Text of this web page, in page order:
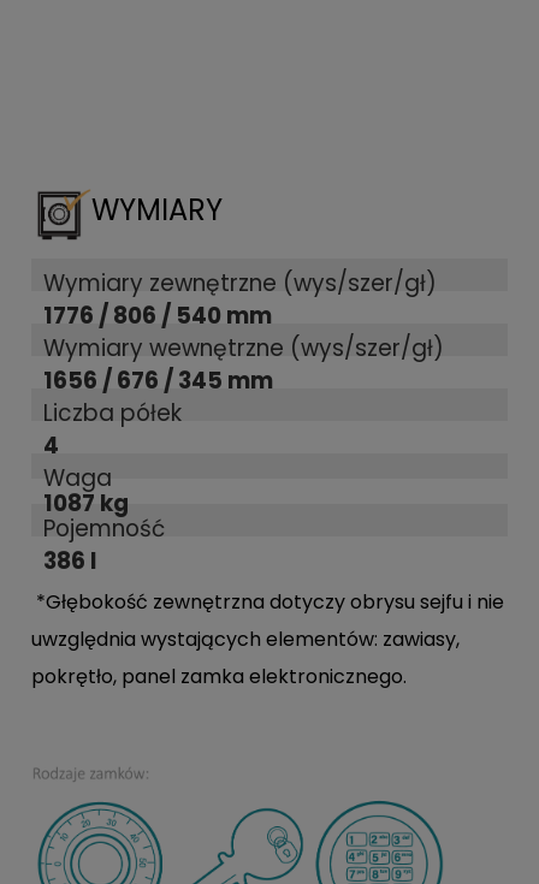
WYMIARY
Wymiary zewnętrzne (wys/szer/gł)
1776 / 806 / 540 mm
Wymiary wewnętrzne (wys/szer/gł)
1656 / 676 / 345 mm
Liczba półek
4
Waga
1087 kg
Pojemność
386 l
*Głębokość zewnętrzna dotyczy obrysu sejfu i nie
uwzględnia wystających elementów: zawiasy,
pokrętło, panel zamka elektronicznego.